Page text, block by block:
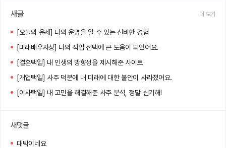
새글 더 보기
[오늘의 운세] 나의 운명을 알 수 있는 신비한 경험
[미래배우자상] 나의 직업 선택에 큰 도움이 되었어요.
[결혼택일] 내 인생의 방향성을 제시해준 사이트
[개업택일] 사주 덕분에 내 미래에 대한 불안이 사라졌어요.
[이사택일] 내 고민을 해결해준 사주 분석, 정말 신기해!
새댓글
대박이네요